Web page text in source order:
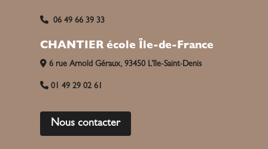
06 49 66 39 33
CHANTIER école Île-de-France
6 rue Arnold Géraux, 93450 L’île-Saint-Denis
01 49 29 02 61
Nous contacter